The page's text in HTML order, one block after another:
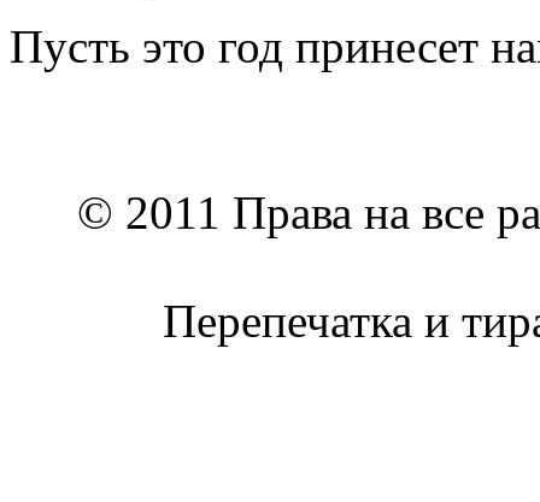
Пусть это год принесет
© 2011 Права на все
Перепечатка и